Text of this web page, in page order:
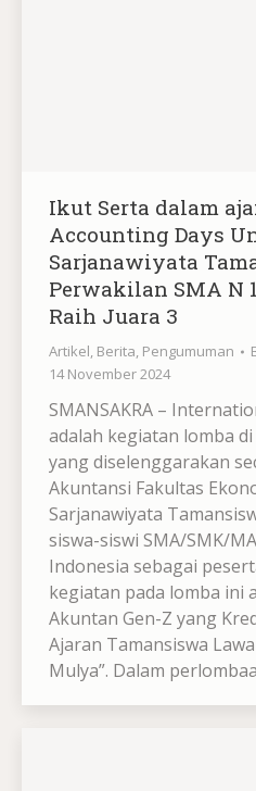
Ikut Serta dalam
Accounting Days
Sarjanawiyata
Perwakilan SMA N
Raih Juara 3
Artikel, Berita, Pengumuman
14 November 2024
SMANSAKRA –
adalah kegiatan lomba
yang diselenggarakan
Akuntansi Fakultas
Sarjanawiyata
siswa-siswi SMA/SMK/
Indonesia sebagai
kegiatan pada lomba ini
Akuntan Gen-Z yang
Ajaran Tamansiswa
Mulya”. Dalam